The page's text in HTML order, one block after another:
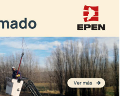
Huecú
el
23/07/24